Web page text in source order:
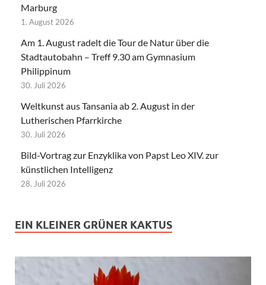
Marburg
1. August 2026
Am 1. August radelt die Tour de Natur über die
Stadtautobahn – Treff 9.30 am Gymnasium
Philippinum
30. Juli 2026
Weltkunst aus Tansania ab 2. August in der
Lutherischen Pfarrkirche
30. Juli 2026
Bild-Vortrag zur Enzyklika von Papst Leo XIV. zur
künstlichen Intelligenz
28. Juli 2026
EIN KLEINER GRÜNER KAKTUS